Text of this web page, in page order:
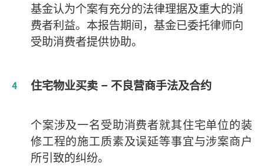
基金认为个案有充分的法律理据及重大的消
费者利益。本报告期间，基金已委托律师向
受助消费者提供协助。
住宅物业买卖 – 不良营商手法及合约
个案涉及一名受助消费者就其住宅单位的装
修工程的施工质素及误延等事宜与涉案商户
所引致的纠纷。